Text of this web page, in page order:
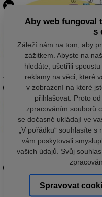
Aby web fungoval
s
Záleží nám na tom, aby
zážitkem. Abyste na
hledáte, ušetřili
reklamy na věci, které
v zobrazení na které
přihlašovat. Proto
zpracováním souborů
se dočasně ukládají ve
„V pořádku“ souhlasíte
vám poskytovali
vašich údajů. Svůj
Spravovat